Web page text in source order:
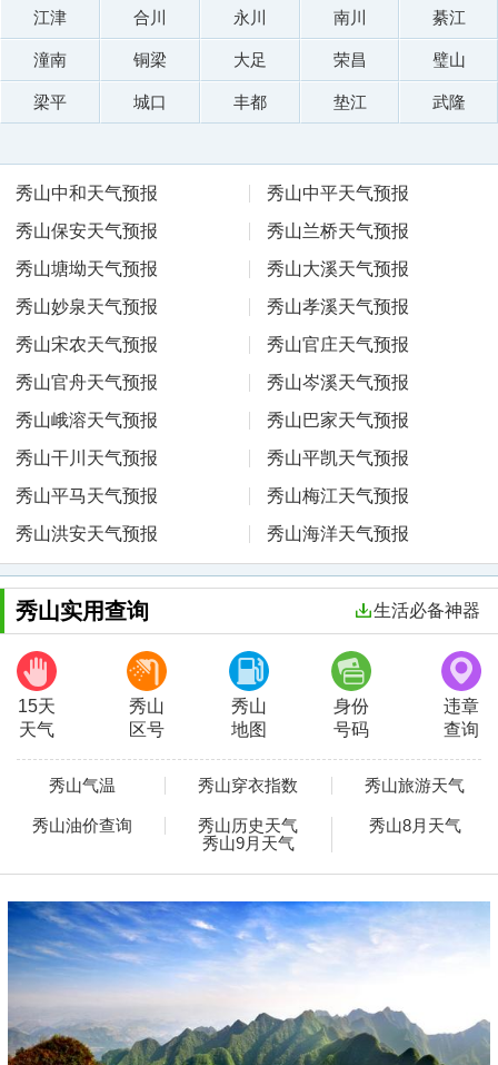
江津 合川 永川 南川 綦江
潼南 铜梁 大足 荣昌 璧山
梁平 城口 丰都 垫江 武隆
秀山中和天气预报
秀山中平天气预报
秀山保安天气预报
秀山兰桥天气预报
秀山塘坳天气预报
秀山大溪天气预报
秀山妙泉天气预报
秀山孝溪天气预报
秀山宋农天气预报
秀山官庄天气预报
秀山官舟天气预报
秀山岑溪天气预报
秀山峨溶天气预报
秀山巴家天气预报
秀山干川天气预报
秀山平凯天气预报
秀山平马天气预报
秀山梅江天气预报
秀山洪安天气预报
秀山海洋天气预报
秀山实用查询 生活必备神器
15天
天气
秀山
区号
秀山
地图
身份
号码
违章
查询
秀山气温 秀山穿衣指数 秀山旅游天气
秀山油价查询 秀山历史天气
秀山8月天气
秀山9月天气